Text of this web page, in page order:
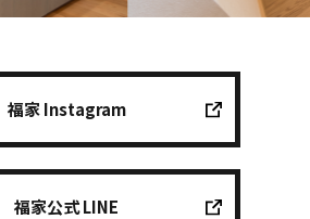
福家 Instagram
福家公式 LINE